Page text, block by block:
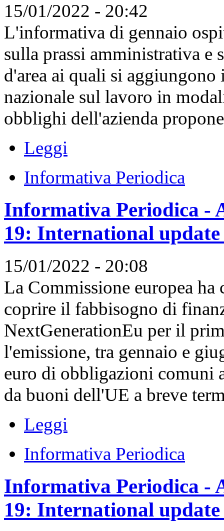
15/01/2022 - 20:42
L'informativa di gennaio
sulla prassi amministrativa e
d'area ai quali si
nazionale sul lavoro in
obblighi dell'azienda
Leggi
Informativa Periodica
Informativa Periodica -
19: International update
15/01/2022 - 20:08
La Commissione europea
coprire il fabbisogno di
NextGenerationEu per il
l'emissione, tra gennaio e
euro di obbligazioni comuni
da buoni dell'UE a breve
Leggi
Informativa Periodica
Informativa Periodica -
19: International update